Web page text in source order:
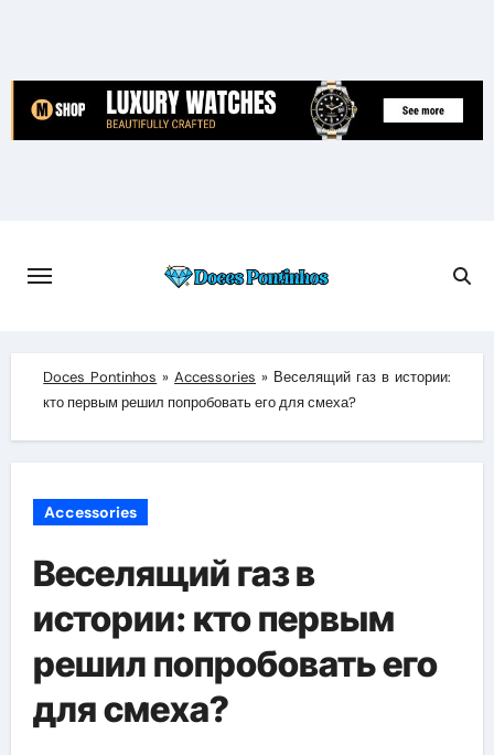
content
Doces Pontinhos »Accessories » Веселящий газ в истории:
кто первым решил попробовать его для смеха?
Accessories
Веселящий газ в
истории: кто первым
решил попробовать его
для смеха?